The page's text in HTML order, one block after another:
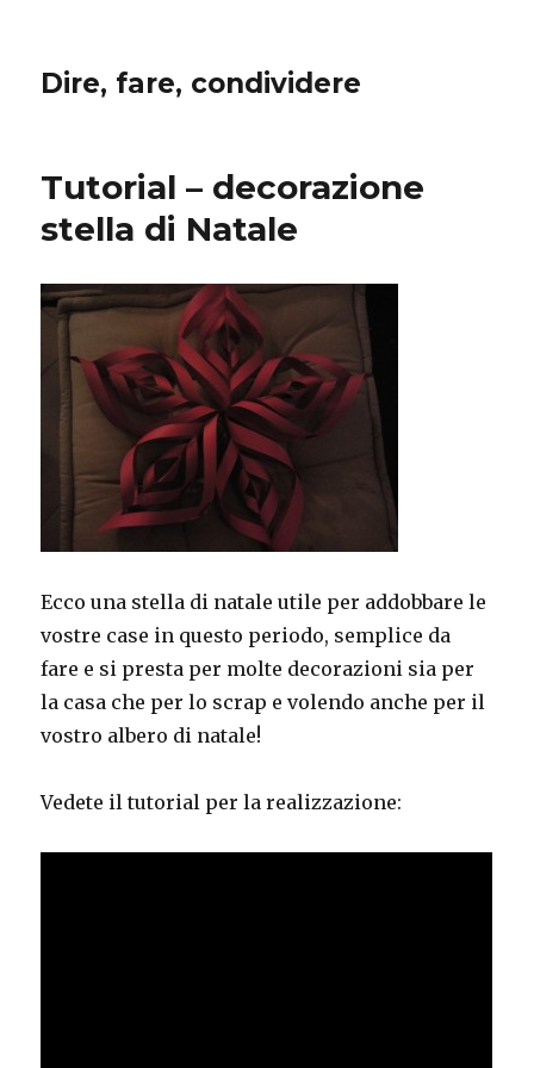
Dire, fare, condividere
Tutorial – decorazione
stella di Natale
Ecco una stella di natale utile per addobbare le
vostre case in questo periodo, semplice da
fare e si presta per molte decorazioni sia per
la casa che per lo scrap e volendo anche per il
vostro albero di natale!
Vedete il tutorial per la realizzazione: